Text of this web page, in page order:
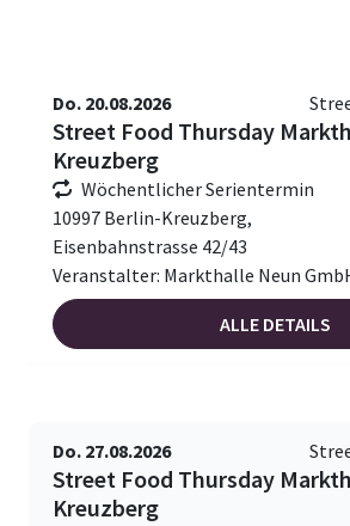
Do. 20.08.2026
Street Food Thursday
Kreuzberg
Wöchentlicher Serientermin
10997 Berlin-Kreuzberg,
Eisenbahnstrasse 42/43
Veranstalter: Markthalle Neun
ALLE DETAILS
Do. 27.08.2026
Street Food Thursday
Kreuzberg